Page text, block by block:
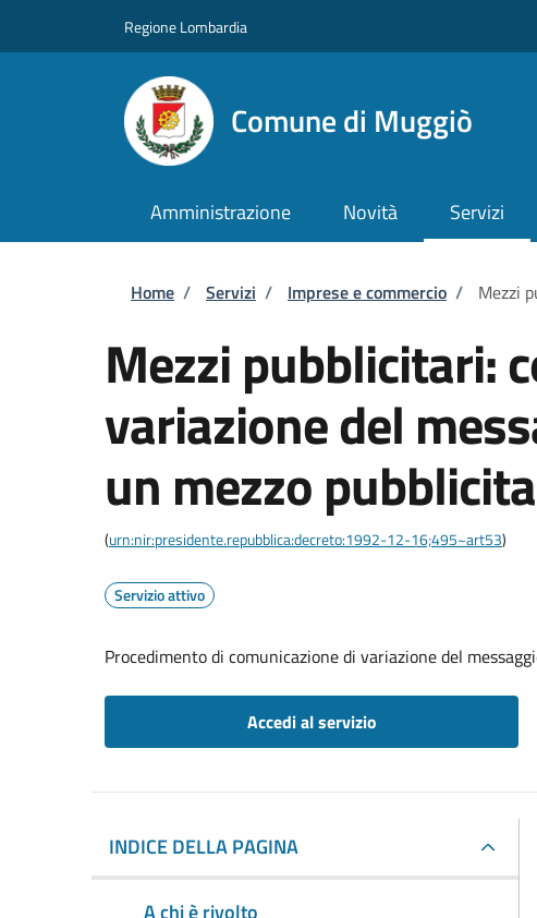
Regione Lombardia
Comune di Muggiò
Amministrazione Novità Servizi
Briciole di pane
Home / Servizi / Imprese e commercio / Mezzi
Mezzi pubblicitari:
variazione del
un mezzo
(urn:nir:presidente.repubblica:decreto:1992-12-16;495~art53)
Servizio attivo
Procedimento di comunicazione di variazione del
Accedi al servizio
INDICE DELLA PAGINA
A chi è rivolto